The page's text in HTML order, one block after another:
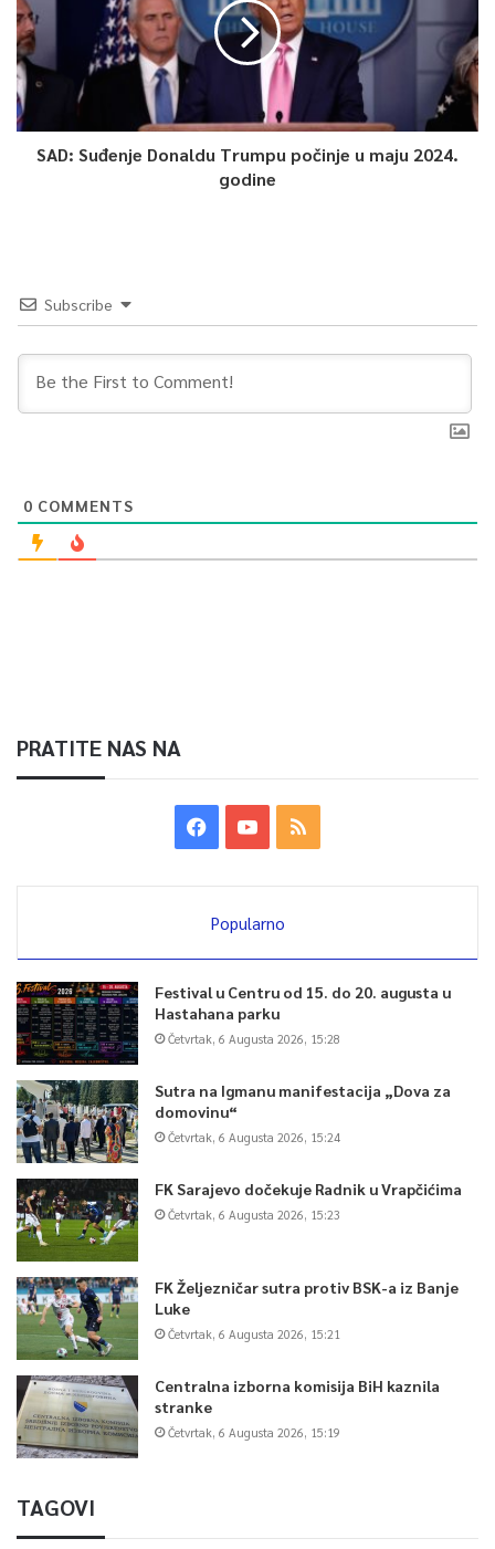
SAD: Suđenje Donaldu Trumpu počinje u maju 2024.
godine
Subscribe
0 COMMENTS
PRATITE NAS NA
Popularno
Festival u Centru od 15. do 20. augusta u
Hastahana parku
Četvrtak, 6 Augusta 2026, 15:28
Sutra na Igmanu manifestacija „Dova za
domovinu“
Četvrtak, 6 Augusta 2026, 15:24
FK Sarajevo dočekuje Radnik u Vrapčićima
Četvrtak, 6 Augusta 2026, 15:23
FK Željezničar sutra protiv BSK-a iz Banje
Luke
Četvrtak, 6 Augusta 2026, 15:21
Centralna izborna komisija BiH kaznila
stranke
Četvrtak, 6 Augusta 2026, 15:19
TAGOVI